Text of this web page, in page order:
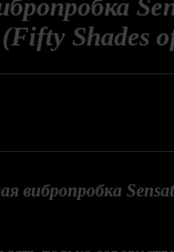
Shades
вибропробка